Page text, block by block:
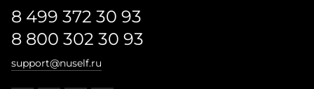
8 499 372 30 93
8 800 302 30 93
support@nuself.ru